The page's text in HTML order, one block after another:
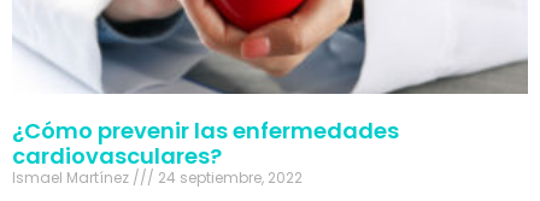
¿Cómo prevenir las enfermedades
cardiovasculares?
Ismael Martínez 24 septiembre, 2022